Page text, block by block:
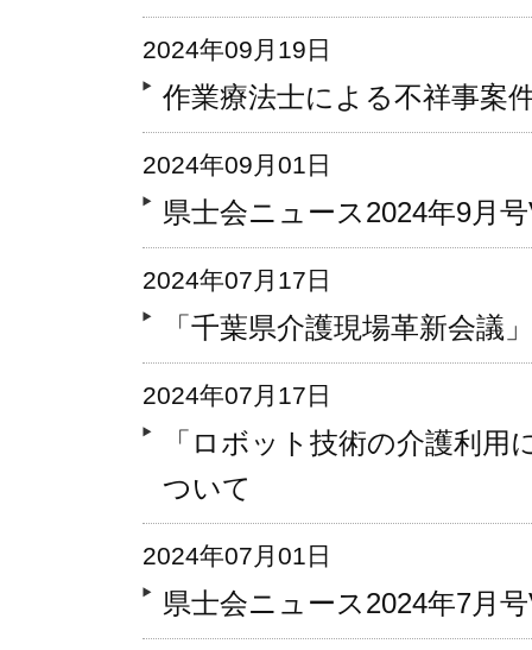
2024年09月19日
作業療法士による不祥事案
2024年09月01日
県士会ニュース2024年9月
2024年07月17日
「千葉県介護現場革新会議
2024年07月17日
「ロボット技術の介護利
ついて
2024年07月01日
県士会ニュース2024年7月